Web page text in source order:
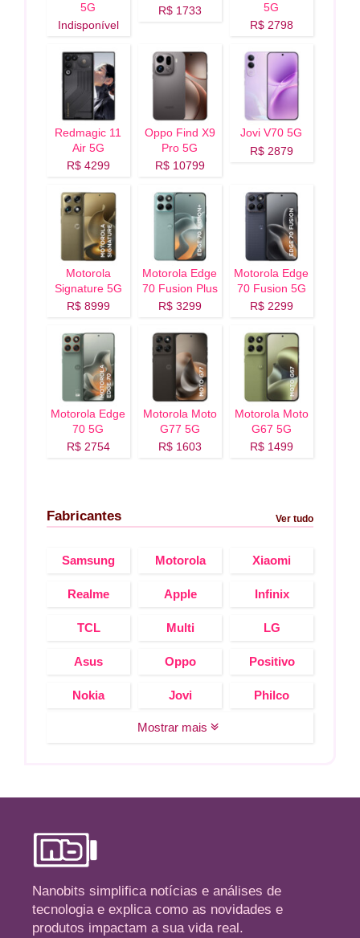
5G
Indisponível
R$ 1733
5G
R$ 2798
Redmagic 11
Air 5G
R$ 4299
Oppo Find X9
Pro 5G
R$ 10799
Jovi V70 5G
R$ 2879
Motorola
Signature 5G
R$ 8999
Motorola Edge
70 Fusion Plus
5G
R$ 3299
Motorola Edge
70 Fusion 5G
R$ 2299
Motorola Edge
70 5G
R$ 2754
Motorola Moto
G77 5G
R$ 1603
Motorola Moto
G67 5G
R$ 1499
Fabricantes Ver tudo
Samsung Motorola Xiaomi
Realme Apple Infinix
TCL Multi LG
Asus Oppo Positivo
Nokia Jovi Philco
Mostrar mais
Nanobits simplifica notícias e análises de
tecnologia e explica como as novidades e
produtos impactam a sua vida real.